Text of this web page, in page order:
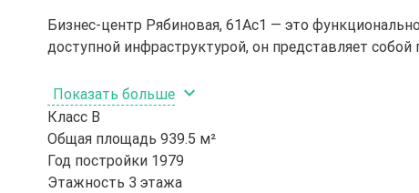
Бизнес-центр Рябиновая, 61Ас1 — это
доступной инфраструктурой, он представляет
Показать больше
Класс B
Общая площадь 939.5 м²
Год постройки 1979
Этажность 3 этажа